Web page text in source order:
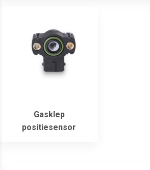
Gasklep
positiesensor